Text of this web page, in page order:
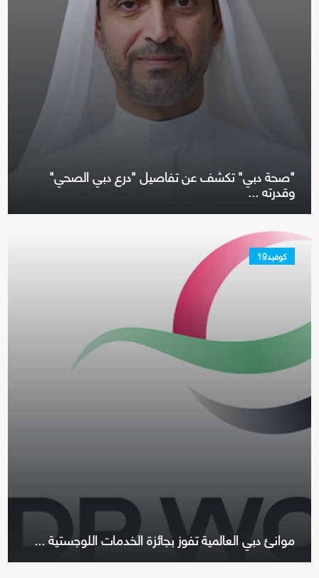
"صحة دبي" تكشف عن تفاصيل "درع دبي الصحي"
وقدرته ...
كوفيد19
موانئ دبي العالمية تفوز بجائزة الخدمات اللوجستية ...